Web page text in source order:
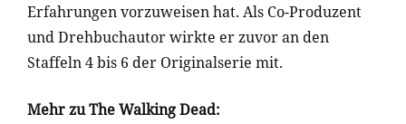
Erfahrungen vorzuweisen hat. Als Co-Produzent
und Drehbuchautor wirkte er zuvor an den
Staffeln 4 bis 6 der Originalserie mit.
Mehr zu The Walking Dead: